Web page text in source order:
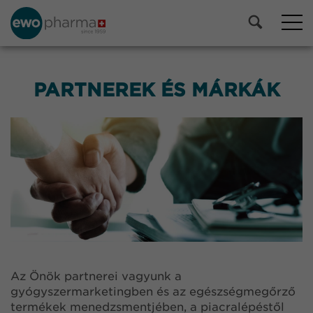
PARTNEREK ÉS MÁRKÁK
Az Önök partnerei vagyunk a
gyógyszermarketingben és az egészségmegőrző
termékek menedzsmentjében, a piacralépéstől